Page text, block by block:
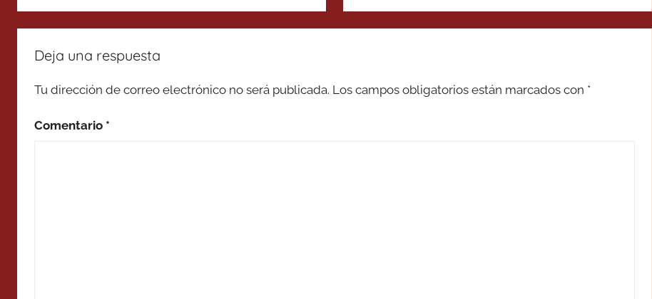
Deja una respuesta
Tu dirección de correo electrónico no será publicada. Los campos obligatorios están marcados con *
Comentario *